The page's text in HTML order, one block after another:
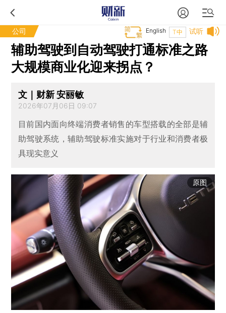
公司 试听
T中
English
辅助驾驶到自动驾驶打通标准之路
大规模商业化迎来拐点？
文｜财新 安丽敏
2026年07月06日 09:07
目前国内面向终端消费者销售的车型搭载的全部是辅
助驾驶系统，辅助驾驶标准实施对于行业和消费者极
具现实意义
原图